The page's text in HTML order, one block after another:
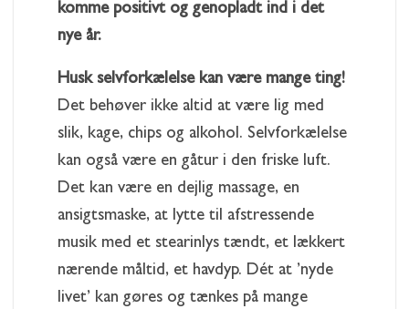
komme positivt og genopladt ind i det
nye år.
Husk selvforkælelse kan være mange ting!
Det behøver ikke altid at være lig med
slik, kage, chips og alkohol. Selvforkælelse
kan også være en gåtur i den friske luft.
Det kan være en dejlig massage, en
ansigtsmaske, at lytte til afstressende
musik med et stearinlys tændt, et lækkert
nærende måltid, et havdyp. Dét at ’nyde
livet’ kan gøres og tænkes på mange